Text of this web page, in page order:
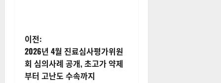
게
시
이전:
2026년 4월 진료심사평가위원
회 심의사례 공개, 초고가 약제
부터 고난도 수속까지